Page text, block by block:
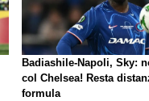
Badiashile-Napoli, Sky:
col Chelsea! Resta
formula